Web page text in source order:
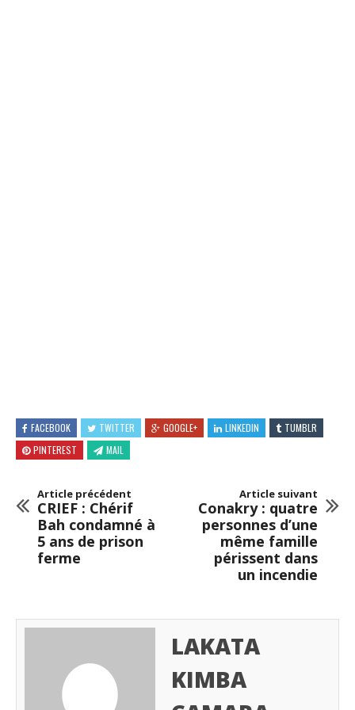
FACEBOOK TWITTER GOOGLE+ LINKEDIN
TUMBLR
PINTEREST
MAIL
Article précédent
CRIEF : Chérif
Bah condamné à
5 ans de prison
ferme
Article suivant
Conakry : quatre
personnes d’une
même famille
périssent dans
un incendie
LAKATA
KIMBA